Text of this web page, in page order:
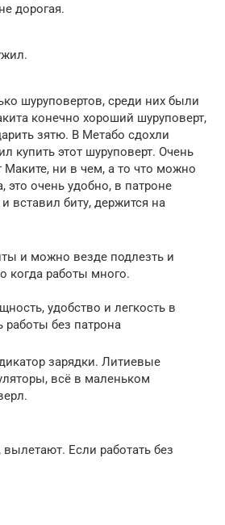
дорогая.
шуруповертов, среди них были
конечно хороший шуруповерт,
зятю. В Метабо сдохли
купить этот шуруповерт. Очень
Маките, ни в чем, а то что можно
это очень удобно, в патроне
вставил биту, держится на
и можно везде подлезть и
когда работы много.
удобство и легкость в
работы без патрона
зарядки. Литиевые
всё в маленьком
Если работать без